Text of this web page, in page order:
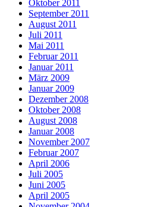
Oktober 2011
September 2011
August 2011
Juli 2011
Mai 2011
Februar 2011
Januar 2011
März 2009
Januar 2009
Dezember 2008
Oktober 2008
August 2008
Januar 2008
November 2007
Februar 2007
April 2006
Juli 2005
Juni 2005
April 2005